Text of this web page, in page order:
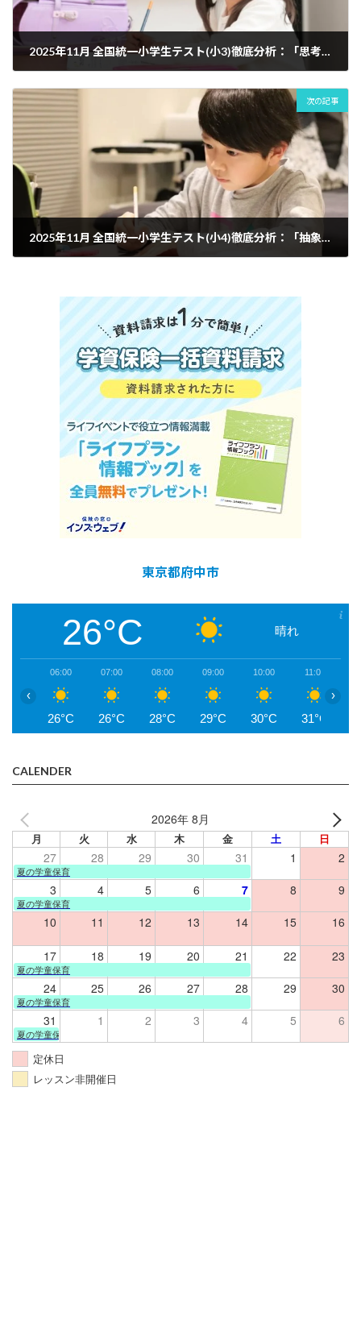
2025年11月 全国統一小学生テスト(小3)徹底分析：「思考力の壁」を超える力とは｜府中市の教育複合施設CloverHill
次の記事
2025年11月 全国統一小学生テスト(小4)徹底分析：「抽象的思考力」への大転換期｜府中市の教育複合施設CloverHill
東京都府中市
26°C 晴れ
06:00
26°C
07:00
26°C
08:00
28°C
09:00
29°C
10:00
30°C
11:00
31°C
‹ ›
CALENDER
2026年 8月
月 火 水 木 金 土 日
27 28 29 30 31 1 2
夏の学童保育
3 4 5 6 7 8 9
夏の学童保育
10 11 12 13 14 15 16
17 18 19 20 21 22 23
夏の学童保育
24 25 26 27 28 29 30
夏の学童保育
31 1 2 3 4 5 6
夏の学童保育
定休日
レッスン非開催日